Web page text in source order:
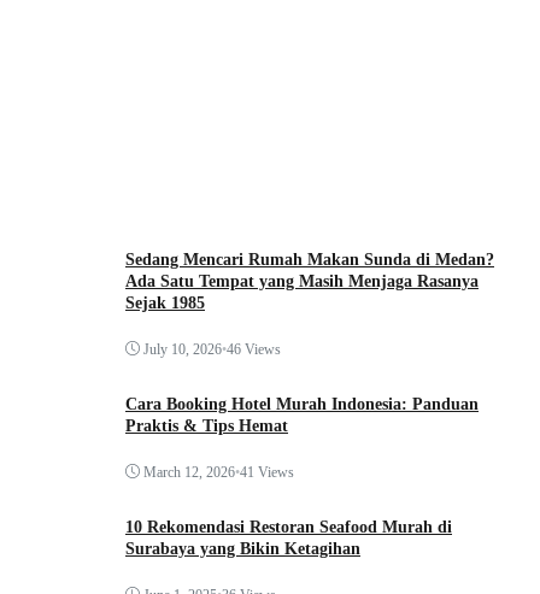
Sedang Mencari Rumah Makan Sunda di Medan?
Ada Satu Tempat yang Masih Menjaga Rasanya
Sejak 1985
July 10, 2026•46 Views
Cara Booking Hotel Murah Indonesia: Panduan
Praktis & Tips Hemat
March 12, 2026•41 Views
10 Rekomendasi Restoran Seafood Murah di
Surabaya yang Bikin Ketagihan